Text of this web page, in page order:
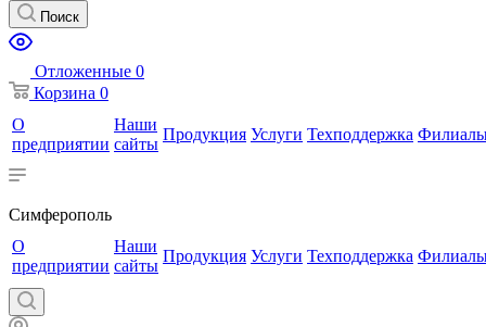
Поиск
Отложенные 0
Корзина 0
О
предприятии
Наши
сайты
Продукция Услуги Техподдержка
Симферополь
О
предприятии
Наши
сайты
Продукция Услуги Техподдержка